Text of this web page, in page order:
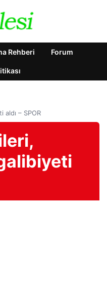
Rehberi Forum
– SPOR